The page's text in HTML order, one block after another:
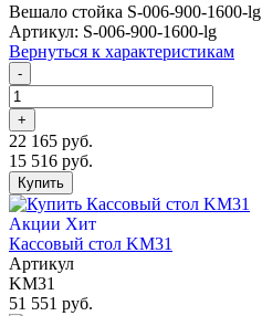
Вешало стойка S-006-900-1600-lg
Артикул: S-006-900-1600-lg
Вернуться к характеристикам
-
+
22 165 руб.
15 516 руб.
Купить
Акции Хит
Кассовый стол KM31
Артикул
KM31
51 551 руб.